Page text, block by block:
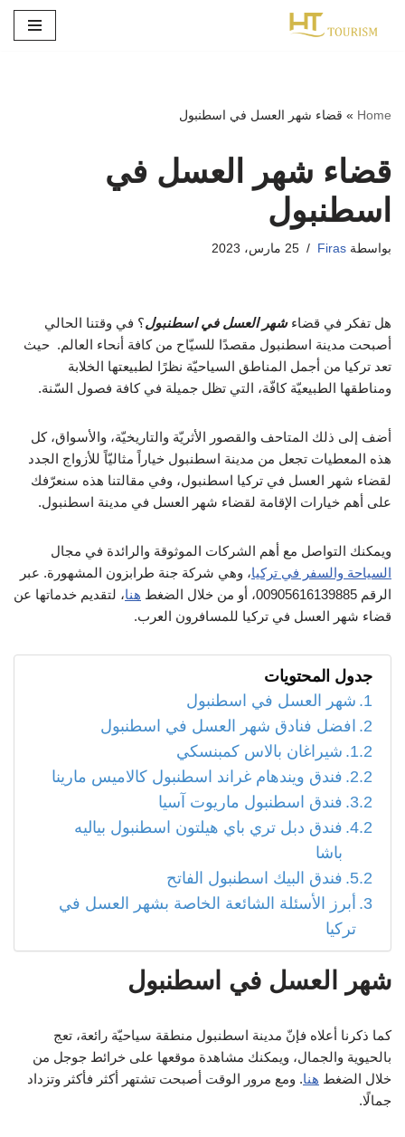
Home
» قضاء شهر العسل في اسطنبول
قضاء شهر العسل في
اسطنبول
بواسطة Firas 25 مارس، 2023
هل تفكر في قضاءشهر العسل في اسطنبول؟ في وقتنا الحالي
أصبحت مدينة اسطنبول مقصدًا للسيّاح من كافة أنحاء العالم. حيث
تعد تركيا من أجمل المناطق السياحيّة نظرًا لطبيعتها الخلابة
ومناطقها الطبيعيّة كافّة، التي تظل جميلة في كافة فصول السّنة.
أضف إلى ذلك المتاحف والقصور الأثريّة والتاريخيّة، والأسواق، كل
هذه المعطيات تجعل من مدينة اسطنبول خياراً مثاليّاً للأزواج الجدد
لقضاء شهر العسل في تركيا اسطنبول، وفي مقالتنا هذه سنعرّفك
على أهم خيارات الإقامة لقضاء شهر العسل في مدينة اسطنبول.
ويمكنك التواصل مع أهم الشركات الموثوقة والرائدة في مجال
السياحة والسفر في تركيا، وهي شركة جنة طرابزون المشهورة. عبر
الرقم 00905616139885، أو من خلال الضغط
هنا، لتقديم خدماتها عن
قضاء شهر العسل في تركيا للمسافرون العرب.
جدول المحتويات
شهر العسل في اسطنبول
افضل فنادق شهر العسل في اسطنبول
شيراغان بالاس كمبنسكي
فندق ويندهام غراند اسطنبول كالاميس مارينا
فندق اسطنبول ماريوت آسيا
فندق دبل تري باي هيلتون اسطنبول بياليه
باشا
فندق البيك اسطنبول الفاتح
أبرز الأسئلة الشائعة الخاصة بشهر العسل في
تركيا
شهر العسل في اسطنبول
كما ذكرنا أعلاه فإنّ مدينة اسطنبول منطقة سياحيّة رائعة، تعج
بالحيوية والجمال، ويمكنك مشاهدة موقعها على خرائط جوجل من
خلال الضغط هنا. ومع مرور الوقت أصبحت تشتهر أكثر فأكثر وتزداد
جمالًا.